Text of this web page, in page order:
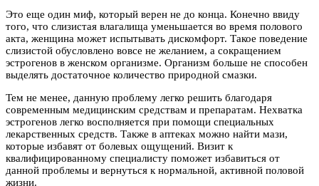
Это еще один миф, который верен не до конца. Конечно ввиду
того, что слизистая влагалища уменьшается во время полового
акта, женщина может испытывать дискомфорт. Такое поведение
слизистой обусловлено вовсе не желанием, а сокращением
эстрогенов в женском организме. Организм больше не способен
выделять достаточное количество природной смазки.
Тем не менее, данную проблему легко решить благодаря
современным медицинским средствам и препаратам. Нехватка
эстрогенов легко восполняется при помощи специальных
лекарственных средств. Также в аптеках можно найти мази,
которые избавят от болевых ощущений. Визит к
квалифицированному специалисту поможет избавиться от
данной проблемы и вернуться к нормальной, активной половой
жизни.